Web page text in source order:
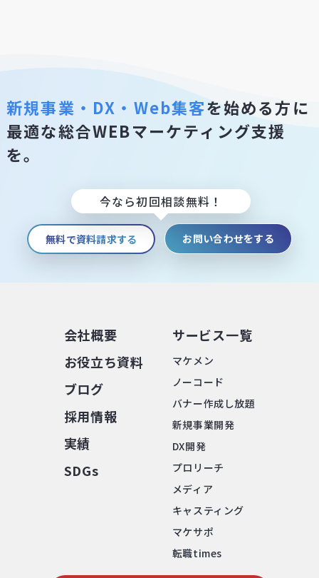
新規事業・DX・Web集客を始める方に
最適な総合WEBマーケティング支援
を。
今なら初回相談無料！
無料で資料請求する お問い合わせをする
会社概要
お役⽴ち資料
ブログ
採⽤情報
実績
SDGs
サービス⼀覧
マケメン
ノーコード
バナー作成し放題
新規事業開発
DX開発
プロリーチ
メディア
キャスティング
マケサポ
転職times